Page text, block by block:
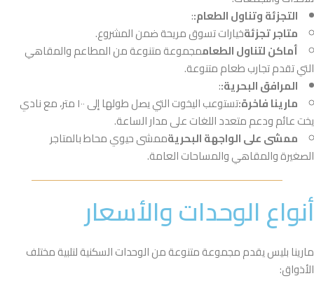
التجزئة وتناول الطعام::
متاجر تجزئةخيارات تسوق مريحة ضمن المشروع.
أماكن لتناول الطعاممجموعة متنوعة من المطاعم والمقاهي
التي تقدم تجارب طعام متنوعة.
المرافق البحرية::
مارينا فاخرة:
تستوعب اليخوت التي يصل طولها إلى ١٠٠ متر، مع نادي
يخت عائم ودعم متعدد اللغات على مدار الساعة.
ممشى على الواجهة البحريةممشى حيوي محاط بالمتاجر
الصغيرة والمقاهي والمساحات العامة.
أنواع الوحدات والأسعار
مارينا بليس يقدم مجموعة متنوعة من الوحدات السكنية لتلبية مختلف
الأذواق: